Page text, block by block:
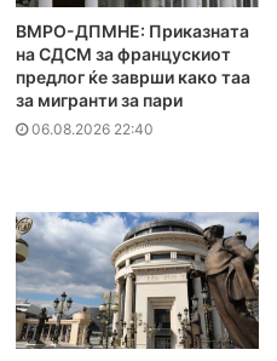
ВМРО-ДПМНЕ: Приказната
на СДСМ за францускиот
предлог ќе заврши како таа
за мигранти за пари
06.08.2026 22:40